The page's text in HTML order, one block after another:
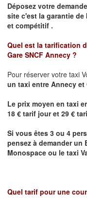
Déposez votre
site c'est la garantie de
et compétitif .
Quel est la tarification
Gare SNCF Annecy ?
Pour réserver votre taxi
un taxi entre Annecy et
Le prix moyen en taxi
18 € tarif jour et 29 €
Si vous êtes 3 ou 4
pensez à demander un
Monospace ou le taxi
Quel tarif pour une